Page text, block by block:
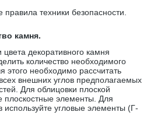
техники безопасности.
камня.
декоративного камня
количество необходимого
этого необходимо рассчитать
внешних углов предполагаемых
Для облицовки плоской
плоскостные элементы. Для
используйте угловые элементы (Г-